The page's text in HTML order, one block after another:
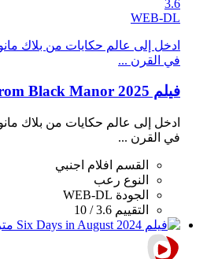
3.6
WEB-DL
ادخل إلى عالم حكايات من بلاك
في القرن ...
فيلم Tales from Black Manor 2025 مترجم HD
ادخل إلى عالم حكايات من بلاك
في القرن ...
القسم
افلام اجنبي
النوع رعب
الجودة WEB-DL
التقييم 3.6 / 10